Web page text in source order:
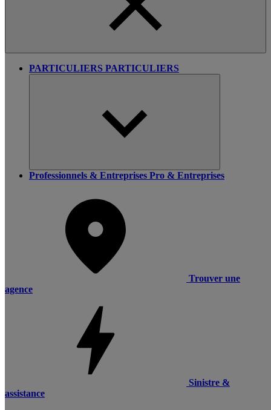
PARTICULIERS PARTICULIERS
Professionnels & Entreprises Pro & Entreprises
Trouver une
agence
Sinistre &
assistance